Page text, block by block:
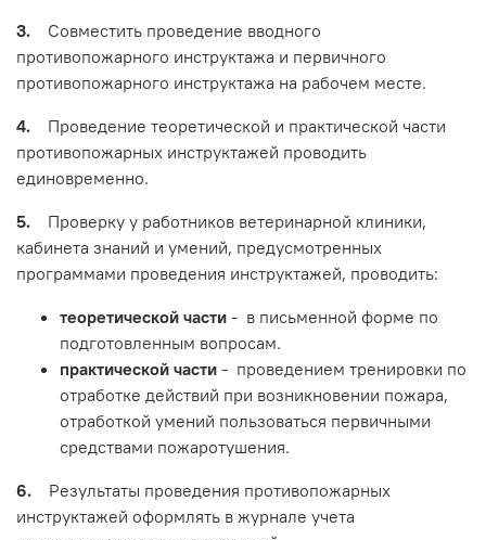
3. Совместить проведение вводного
противопожарного инструктажа и первичного
противопожарного инструктажа на рабочем месте.
4. Проведение теоретической и практической части
противопожарных инструктажей проводить
единовременно.
5. Проверку у работников ветеринарной клиники,
кабинета знаний и умений, предусмотренных
программами проведения инструктажей, проводить:
теоретической части - в письменной форме по
подготовленным вопросам.
практической части - проведением тренировки по
отработке действий при возникновении пожара,
отработкой умений пользоваться первичными
средствами пожаротушения.
6. Результаты проведения противопожарных
инструктажей оформлять в журнале учета